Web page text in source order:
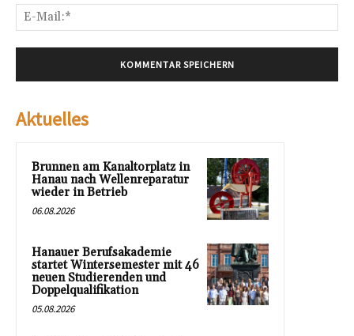
Aktuelles
Brunnen am Kanaltorplatz in
Hanau nach Wellenreparatur
wieder in Betrieb
06.08.2026
Hanauer Berufsakademie
startet Wintersemester mit 46
neuen Studierenden und
Doppelqualifikation
05.08.2026